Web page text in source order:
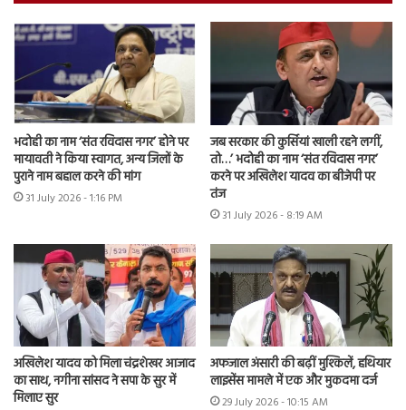
भदोही का नाम ‘संत रविदास नगर’ होने पर
मायावती ने किया स्वागत, अन्य जिलों के
पुराने नाम बहाल करने की मांग
31 July 2026 - 1:16 PM
जब सरकार की कुर्सियां खाली रहने लगीं,
तो…’ भदोही का नाम ‘संत रविदास नगर’
करने पर अखिलेश यादव का बीजेपी पर
तंज
31 July 2026 - 8:19 AM
अखिलेश यादव को मिला चंद्रशेखर आजाद
का साथ, नगीना सांसद ने सपा के सुर में
मिलाए सुर
अफजाल अंसारी की बढ़ीं मुश्किलें, हथियार
लाइसेंस मामले में एक और मुकदमा दर्ज
29 July 2026 - 10:15 AM